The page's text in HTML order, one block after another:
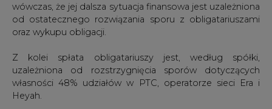
wówczas, że jej dalsza sytuacja finansowa jest uzależniona
od ostatecznego rozwiązania sporu z obligatariuszami
oraz wykupu obligacji.
Z kolei spłata obligatariuszy jest, według spółki,
uzależniona od rozstrzygnięcia sporów dotyczących
własności 48% udziałów w PTC, operatorze sieci Era i
Heyah.